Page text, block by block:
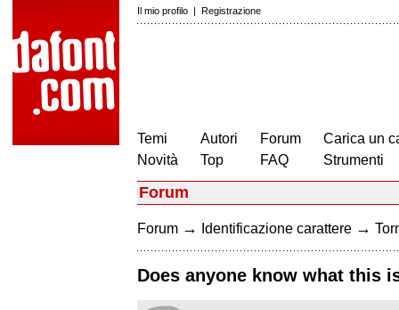
Il mio profilo | Registrazione
Temi
Novità
Autori
Top
Forum
FAQ
Carica un
Strumenti
Forum
Forum → Identificazione carattere →
Does anyone know what this